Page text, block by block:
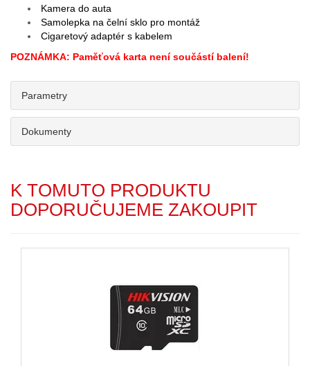
Kamera do auta
Samolepka na čelní sklo pro montáž
Cigaretový adaptér s kabelem
POZNÁMKA: Paměťová karta není součástí balení!
Parametry
Dokumenty
K TOMUTO PRODUKTU
DOPORUČUJEME ZAKOUPIT